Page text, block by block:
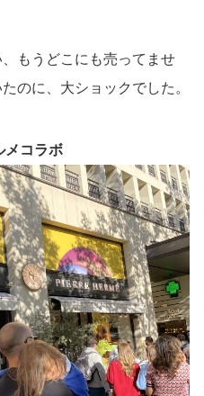
もうどこにも売ってませ
のに、大ショックでした。
メコラボ